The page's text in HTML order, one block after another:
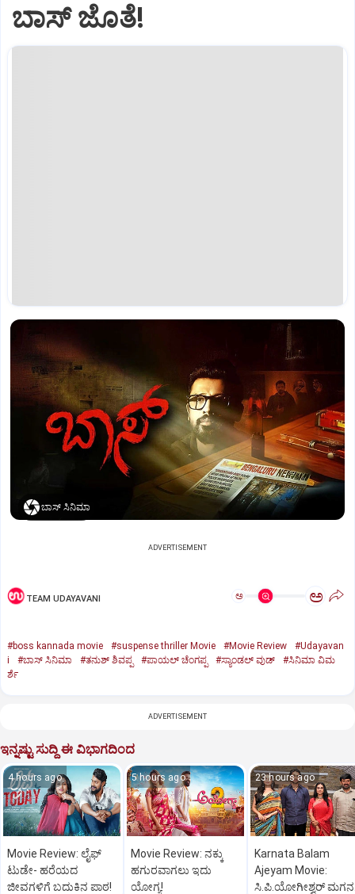
ಬಾಸ್‌ ಜೊತೆ!
ಬಾಸ್‌ ಸಿನಿಮಾ
ADVERTISEMENT
TEAM UDAYAVANI ಅ ಅ
#boss kannada movie #suspense thriller Movie #Movie Review
#Udayavan
i
#ಬಾಸ್‌ ಸಿನಿಮಾ #ತನುಶ್‌ ಶಿವಪ್ಪ #ಪಾಯಲ್‌ ಚೆಂಗಪ್ಪ #ಸ್ಯಾಂಡಲ್‌ ವುಡ್‌
#ಸಿನಿಮಾ ವಿಮ
ರ್ಶೆ
ADVERTISEMENT
ಇನ್ನಷ್ಟು ಸುದ್ದಿ ಈ ವಿಭಾಗದಿಂದ
4 hours ago
Movie Review: ಲೈಫ್‌
ಟುಡೇ- ಹರೆಯದ
ಜೀವಗಳಿಗೆ ಬದುಕಿನ ಪಾಠ!
5 hours ago
Movie Review: ನಕ್ಕು
ಹಗುರವಾಗಲು ಇದು
ಯೋಗ್ಯ!
23 hours ago
Karnata Balam
Ajeyam Movie:
ಸಿ.ಪಿ.ಯೋಗೀಶ್ವರ್‌ ಮಗನ